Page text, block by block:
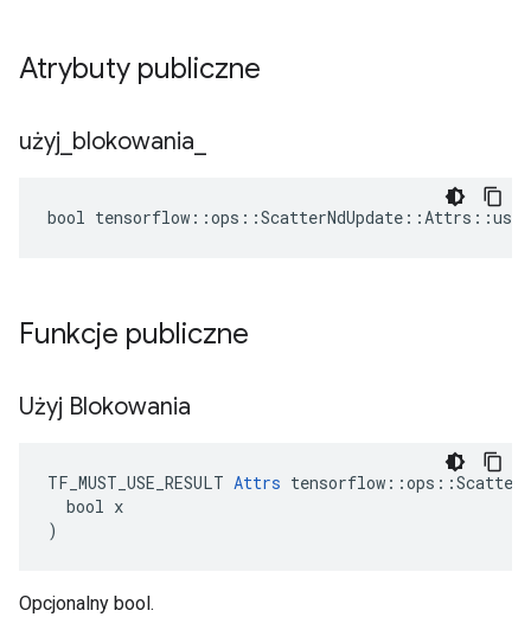
Atrybuty publiczne
użyj blokowania
bool
Funkcje publiczne
Użyj Blokowania
TF_MUST_USE_RESULT Attrs
  bool x
)
Opcjonalny bool.